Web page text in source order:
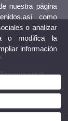
nuestra página
como
o analizar
o modifica la
información